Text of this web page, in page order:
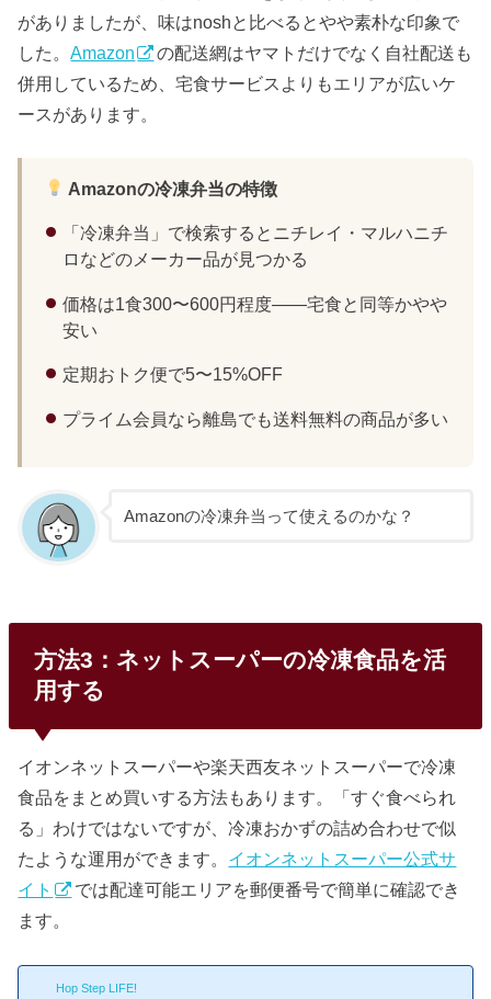
がありましたが、味はnoshと比べるとやや素朴な印象で
した。Amazon
の配送網はヤマトだけでなく自社配送も
併用しているため、宅食サービスよりもエリアが広いケ
ースがあります。
Amazonの冷凍弁当の特徴
「冷凍弁当」で検索するとニチレイ・マルハニチ
ロなどのメーカー品が見つかる
価格は1食300〜600円程度——宅食と同等かやや
安い
定期おトク便で5〜15%OFF
プライム会員なら離島でも送料無料の商品が多い
Amazonの冷凍弁当って使えるのかな？
方法3：ネットスーパーの冷凍食品を活
用する
イオンネットスーパーや楽天西友ネットスーパーで冷凍
食品をまとめ買いする方法もあります。「すぐ食べられ
る」わけではないですが、冷凍おかずの詰め合わせで似
たような運用ができます。 イオンネットスーパー公式サ
イト
では配達可能エリアを郵便番号で簡単に確認でき
ます。
Hop Step LIFE!